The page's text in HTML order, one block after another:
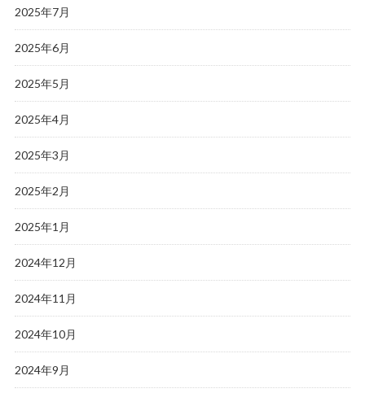
2025年7月
2025年6月
2025年5月
2025年4月
2025年3月
2025年2月
2025年1月
2024年12月
2024年11月
2024年10月
2024年9月